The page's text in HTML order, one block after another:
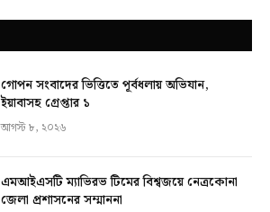
গোপন সংবাদের ভিত্তিতে পূর্বধলায় অভিযান,
ইয়াবাসহ গ্রেপ্তার ১
আগস্ট ৮, ২০২৬
এমআইএসটি ম্যাভিরভ টিমের বিশ্বজয়ে নেত্রকোনা
জেলা প্রশাসনের সম্মাননা